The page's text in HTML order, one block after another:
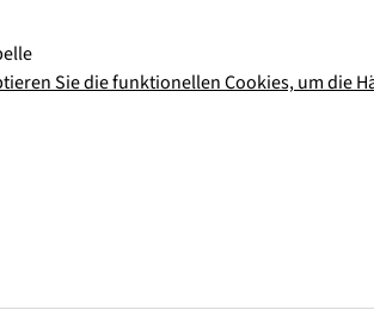
Sie die funktionellen Cookies, um die